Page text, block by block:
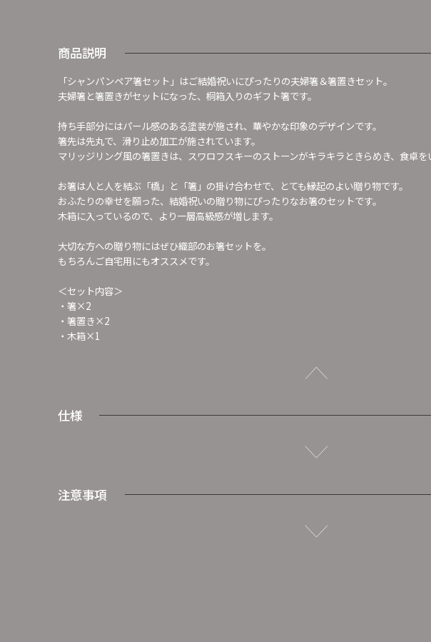
商品説明
「シャンパンペア箸セット」はご結婚祝いにぴったりの夫婦箸＆箸置きセット。
夫婦箸と箸置きがセットになった、桐箱入りのギフト箸です。
持ち手部分にはパール感のある塗装が施され、華やかな印象のデザインです。
箸先は先丸で、滑り止め加工が施されています。
マリッジリング風の箸置きは、スワロフスキーのストーンがキラキラときらめき、食卓を
お箸は人と人を結ぶ「橋」と「箸」の掛け合わせで、とても縁起のよい贈り物です。
おふたりの幸せを願った、結婚祝いの贈り物にぴったりなお箸のセットです。
木箱に入っているので、より一層高級感が増します。
大切な方への贈り物にはぜひ織部のお箸セットを。
もちろんご自宅用にもオススメです。
＜セット内容＞
・箸×2
・箸置き×2
・木箱×1
仕様
注意事項